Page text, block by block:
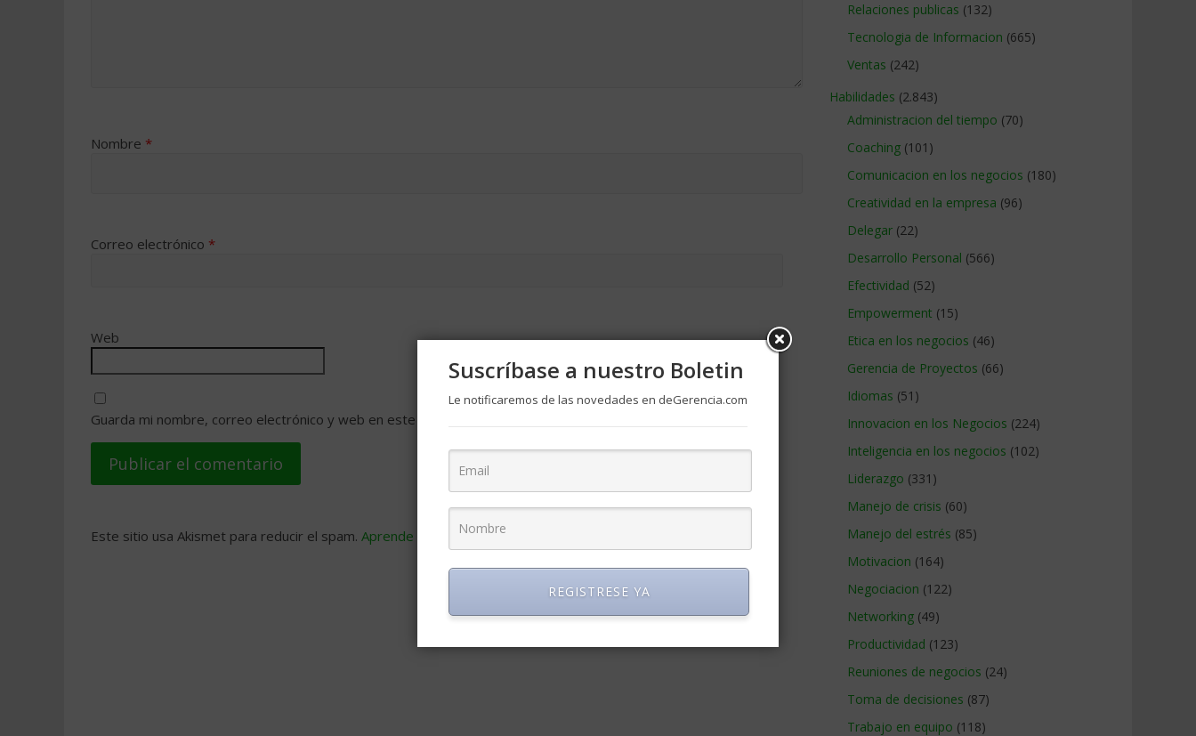
Nombre *
Correo electrónico *
Web
Guarda mi nombre, correo electrónico y web en este navegador para la próxima vez que comente.
Este sitio usa Akismet para reducir el spam. Aprende cómo se procesan los datos de tus comentarios
Relaciones publicas (132)
Tecnologia de Informacion (665)
Ventas (242)
Habilidades (2.843)
Administracion del tiempo (70)
Coaching (101)
Comunicacion en los negocios (180)
Creatividad en la empresa (96)
Delegar (22)
Desarrollo Personal (566)
Efectividad (52)
Empowerment (15)
Etica en los negocios (46)
Gerencia de Proyectos (66)
Idiomas (51)
Innovacion en los Negocios (224)
Inteligencia en los negocios (102)
Liderazgo (331)
Manejo de crisis (60)
Manejo del estrés (85)
Motivacion (164)
Negociacion (122)
Networking (49)
Productividad (123)
Reuniones de negocios (24)
Toma de decisiones (87)
Trabajo en equipo (118)
Suscríbase a nuestro Boletin
Le notificaremos de las novedades en deGerencia.com
REGISTRESE YA